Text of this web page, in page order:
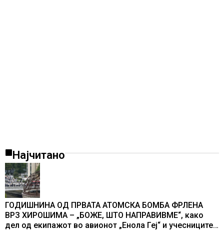
Најчитано
ГОДИШНИНА ОД ПРВАТА АТОМСКА БОМБА ФРЛЕНА
ВРЗ ХИРОШИМА – „БОЖЕ, ШТО НАПРАВИВМЕ“, како
дел од екипажот во авионот „Енола Геј“ и учесниците